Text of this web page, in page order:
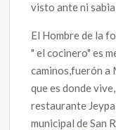
visto ante ni
El Hombre de la
" el cocinero" es
caminos,fuerón a
que es donde
restaurante
municipal de San